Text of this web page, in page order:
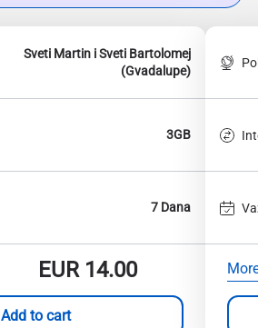
Sveti Martin i Sveti Bartolomej
(Gvadalupe)
3GB
7 Dana
EUR14.00
Add to cart